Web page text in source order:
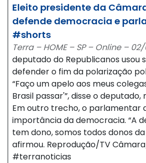
Eleito presidente da
defende democracia e
#shorts
Terra – HOME – SP – Online –
deputado do Republicanos usou
defender o fim da polarização
“Faço um apelo aos meus
Brasil passar'”, disse o deputado,
Em outro trecho, o parlamentar
importância da democracia. “A
tem dono, somos todos donos
afirmou. Reprodução/TV
#terranoticias